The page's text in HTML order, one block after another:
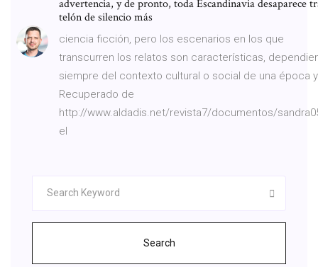
advertencia, y de pronto, toda Escandinavia desaparece
telón de silencio más
ciencia ficción, pero los escenarios en los que
transcurren los relatos son características,
siempre del contexto cultural o social de una época
Recuperado de
http://www.aldadis.net/revista7/documentos/
el
Search